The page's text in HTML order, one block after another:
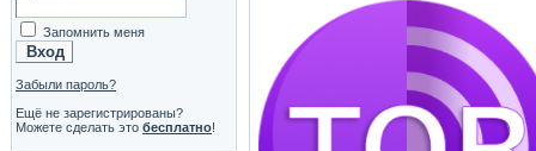
Запомнить меня
Забыли пароль?
Ещё не зарегистрированы?
Можете сделать это бесплатно!